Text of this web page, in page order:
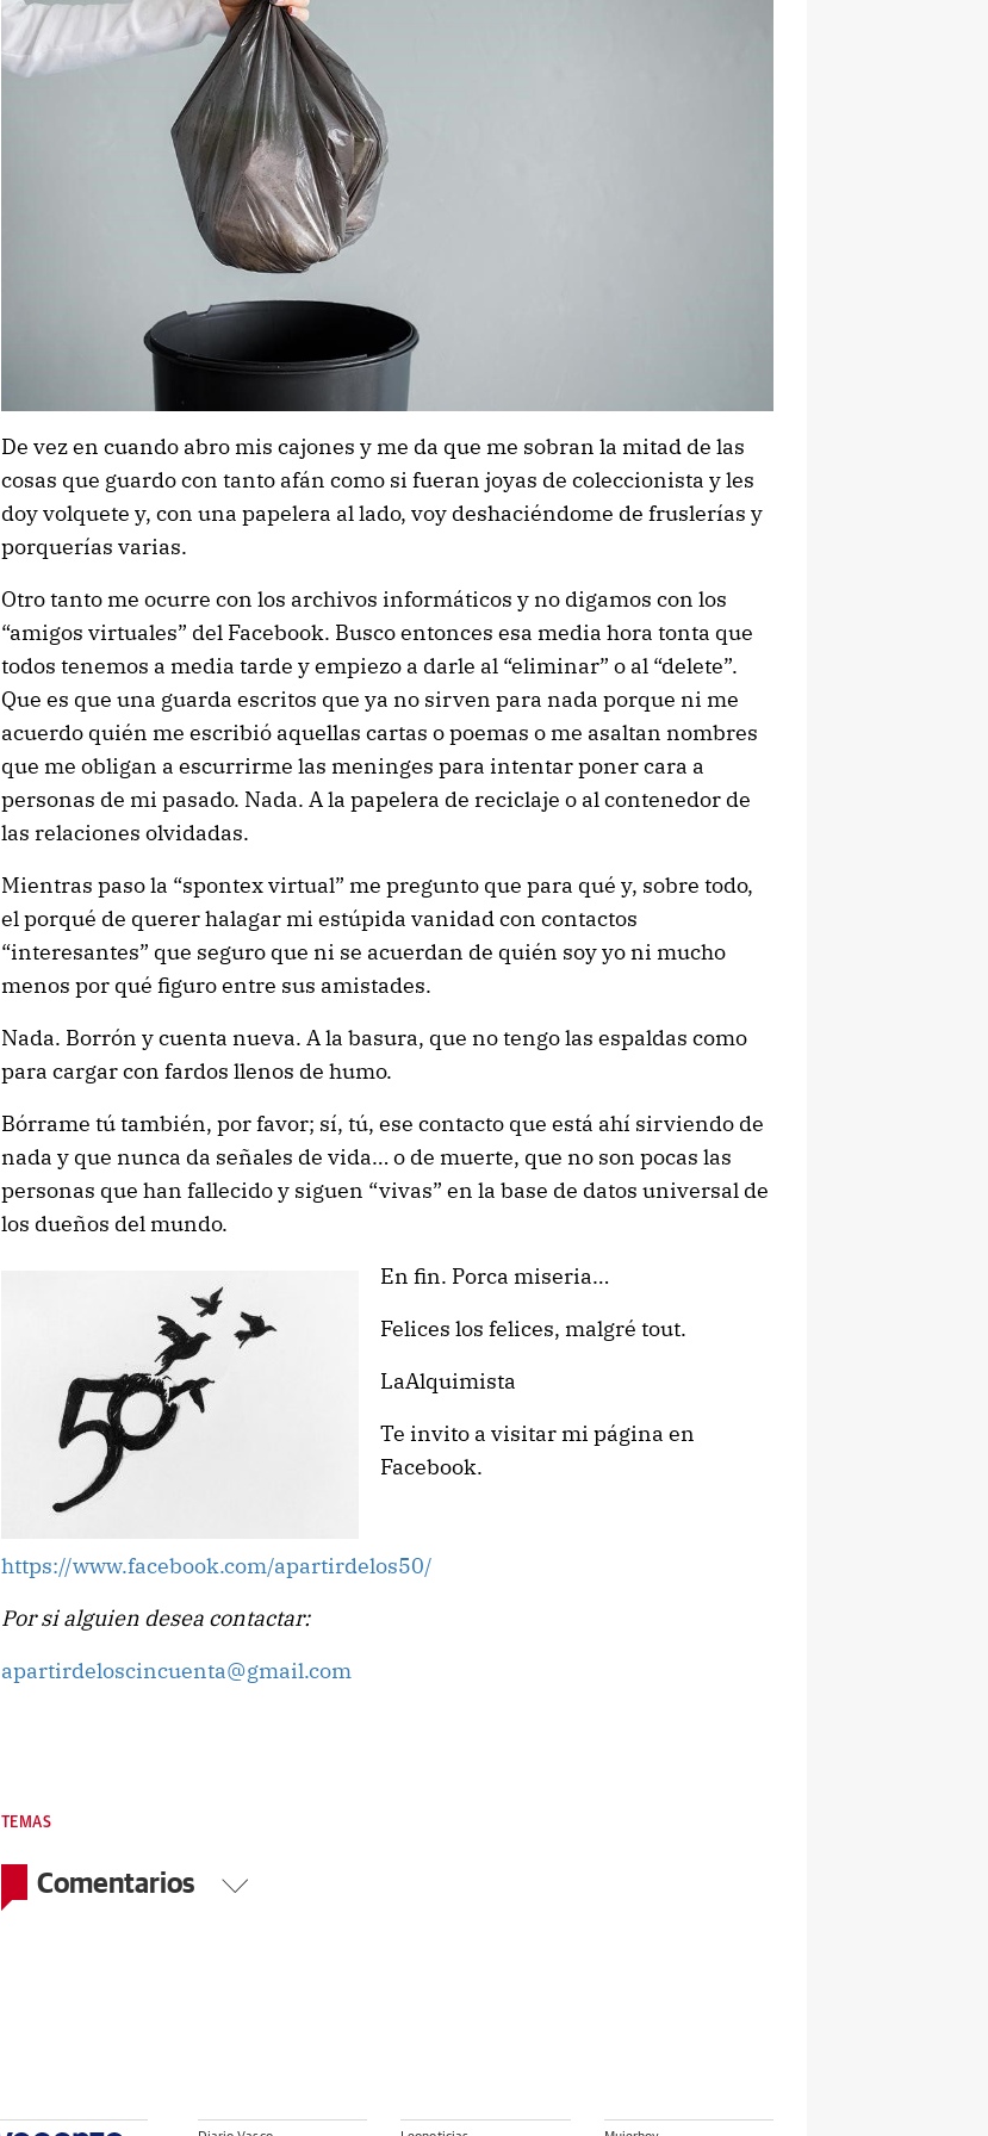
De vez en cuando abro mis cajones y me da que me sobran la mitad de las
cosas que guardo con tanto afán como si fueran joyas de coleccionista y les
doy volquete y, con una papelera al lado, voy deshaciéndome de fruslerías y
porquerías varias.
Otro tanto me ocurre con los archivos informáticos y no digamos con los
“amigos virtuales” del Facebook. Busco entonces esa media hora tonta que
todos tenemos a media tarde y empiezo a darle al “eliminar” o al “delete”.
Que es que una guarda escritos que ya no sirven para nada porque ni me
acuerdo quién me escribió aquellas cartas o poemas o me asaltan nombres
que me obligan a escurrirme las meninges para intentar poner cara a
personas de mi pasado. Nada. A la papelera de reciclaje o al contenedor de
las relaciones olvidadas.
Mientras paso la “spontex virtual” me pregunto que para qué y, sobre todo,
el porqué de querer halagar mi estúpida vanidad con contactos
“interesantes” que seguro que ni se acuerdan de quién soy yo ni mucho
menos por qué figuro entre sus amistades.
Nada. Borrón y cuenta nueva. A la basura, que no tengo las espaldas como
para cargar con fardos llenos de humo.
Bórrame tú también, por favor; sí, tú, ese contacto que está ahí sirviendo de
nada y que nunca da señales de vida… o de muerte, que no son pocas las
personas que han fallecido y siguen “vivas” en la base de datos universal de
los dueños del mundo.
En fin. Porca miseria…
Felices los felices, malgré tout.
LaAlquimista
Te invito a visitar mi página en
Facebook.
https://www.facebook.com/apartirdelos50/
Por si alguien desea contactar:
apartirdeloscincuenta@gmail.com
TEMAS
Comentarios